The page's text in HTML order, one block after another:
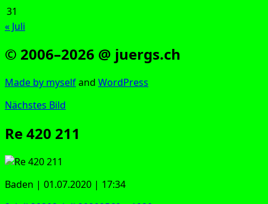
31
« Juli
© 2006–2026 @ juergs.ch
Made by mys­elfand Word­Press
Nächstes Bild
Re 420 211
Baden | 01.07.2020 | 17:34